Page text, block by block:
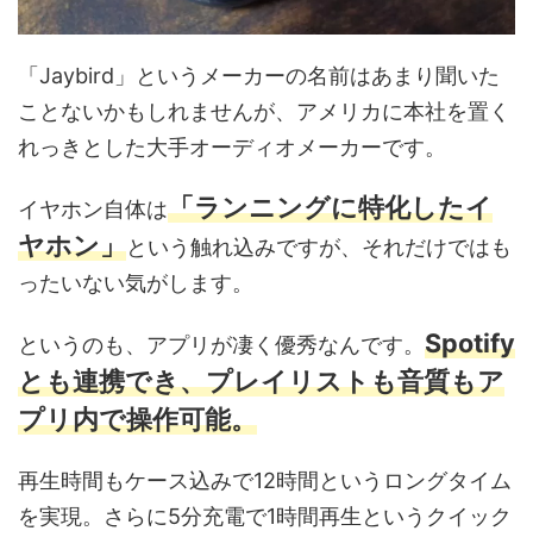
「Jaybird」というメーカーの名前はあまり聞いた
ことないかもしれませんが、アメリカに本社を置く
れっきとした大手オーディオメーカーです。
イヤホン自体は「ランニングに特化したイ
ヤホン」という触れ込みですが、それだけではも
ったいない気がします。
というのも、アプリが凄く優秀なんです。 Spotify
とも連携でき、プレイリストも音質もア
プリ内で操作可能。
再生時間もケース込みで12時間というロングタイム
を実現。さらに5分充電で1時間再生というクイック